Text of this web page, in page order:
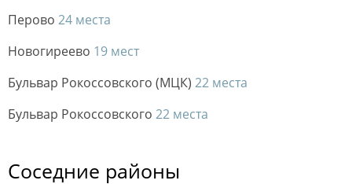
Перово 24 места
Новогиреево 19 мест
Бульвар Рокоссовского (МЦК) 22 места
Бульвар Рокоссовского 22 места
Соседние районы